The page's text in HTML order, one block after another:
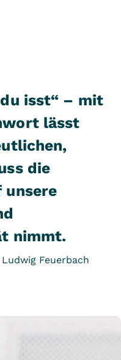
isst“ – mit
lässt
die
unsere
nimmt.
Feuerbach